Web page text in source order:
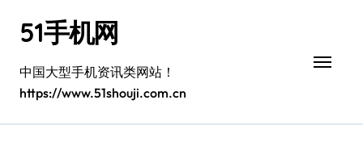
51手机网
中国大型手机资讯类网站！
https://www.51shouji.com.cn